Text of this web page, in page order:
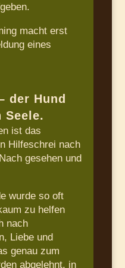
macht erst
eines
der Hund
ist das
Hilfeschrei nach
gesehen und
wurde so oft
zu helfen
nach
Liebe und
genau zum
abgelehnt, in